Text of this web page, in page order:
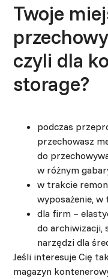
Twoje
czyli dla
storage?
podczas
przechowasz
do
w różnym
w trakcie
wyposażenie,
dla firm –
do archiwizacji,
narzędzi dla
Jeśli interesuje Cię
magazyn